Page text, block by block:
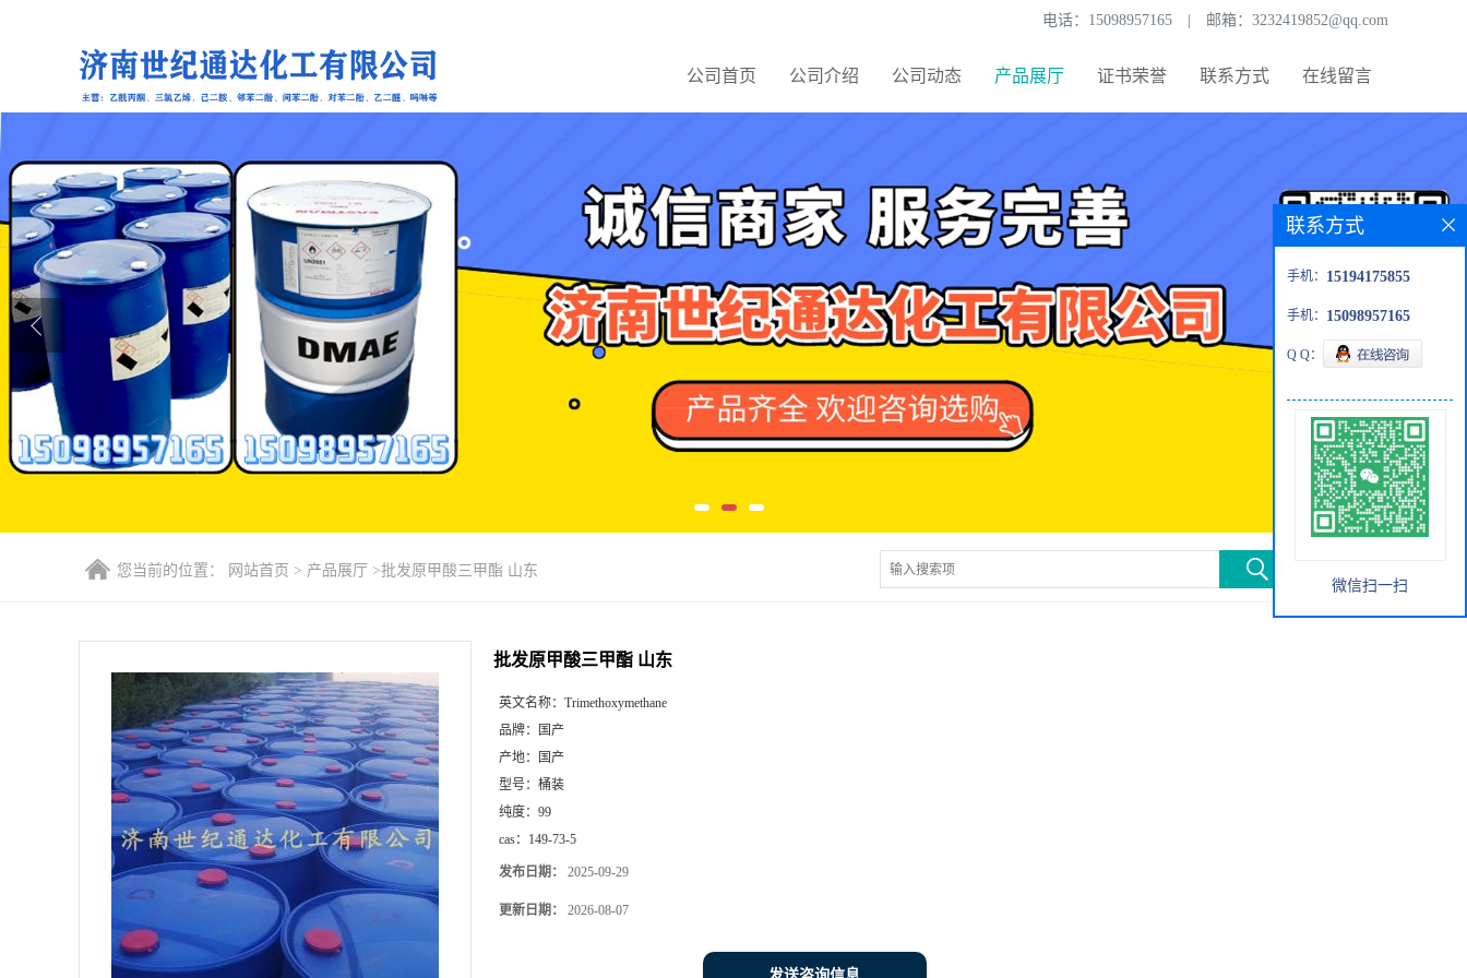
电话： 15098957165 邮箱： 3232419852@qq.com
公司首页 公司介绍 公司动态 产品展厅 证书荣誉 联系方式 在线留言
公司首页
公司动态
产品展厅
证书荣誉
联系方式
在线留言
您当前的位置： 网站首页 > 产品展厅 >批发原甲酸三甲酯 山东
批发原甲酸三甲酯 山东
英文名称： Trimethoxymethane
品牌：
国产
产地：
国产
型号： 桶装
纯度： 99
cas： 149-73-5
发布日期： 2025-09-29
更新日期： 2026-08-07
联系方式
手机： 15194175855
手机： 15098957165
Q Q：
微信扫一扫